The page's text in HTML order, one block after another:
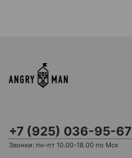
+7 (925) 036-95-67
Звонки: пн-пт 10.00-18.00 по Мск